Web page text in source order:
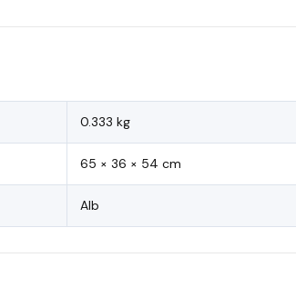
0.333 kg
65 × 36 × 54 cm
Alb